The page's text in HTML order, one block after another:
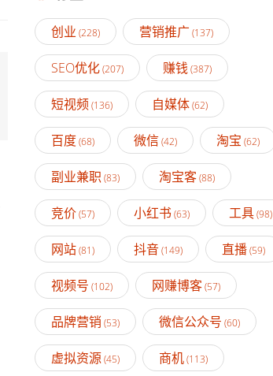
创业 (228) 营销推广 (137)
SEO优化(207) 赚钱(387)
短视频(136) 自媒体(62)
百度(68) 微信(42) 淘宝 (62)
副业兼职 (83) 淘宝客(88)
竞价(57) 小红书 (63) 工具(98)
网站(81) 抖音(149) 直播(59)
视频号 (102) 网赚博客(57)
品牌营销 (53) 微信公众号 (60)
虚拟资源(45) 商机(113)